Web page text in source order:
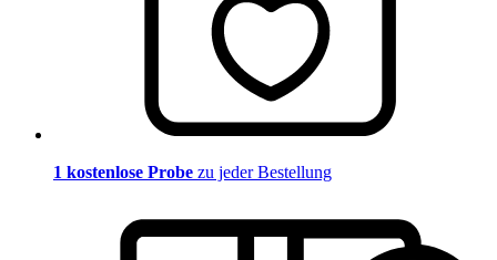
1 kostenlose Probe zu jeder Bestellung